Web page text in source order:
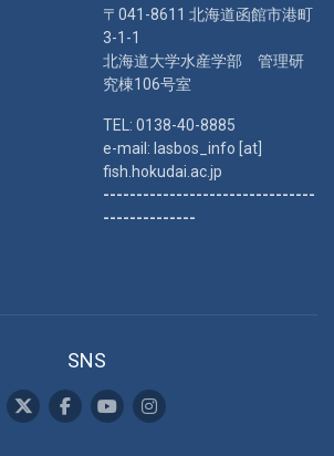
〒041-8611 北海道函館市港町
3-1-1
北海道大学水産学部 管理研
究棟106号室
TEL: 0138-40-8885
e-mail: lasbos_info [at]
fish.hokudai.ac.jp
--------------------------------
--------------
SNS